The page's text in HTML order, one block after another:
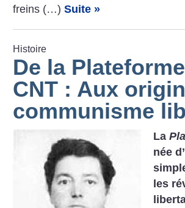
freins (…)Suite »
Histoire
De la
CNT : Aux
communisme
La
née
les